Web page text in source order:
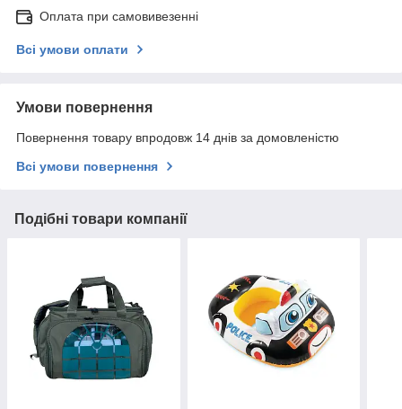
Оплата при самовивезенні
Всі умови оплати
Умови повернення
Повернення товару впродовж 14 днів за домовленістю
Всі умови повернення
Подібні товари компанії